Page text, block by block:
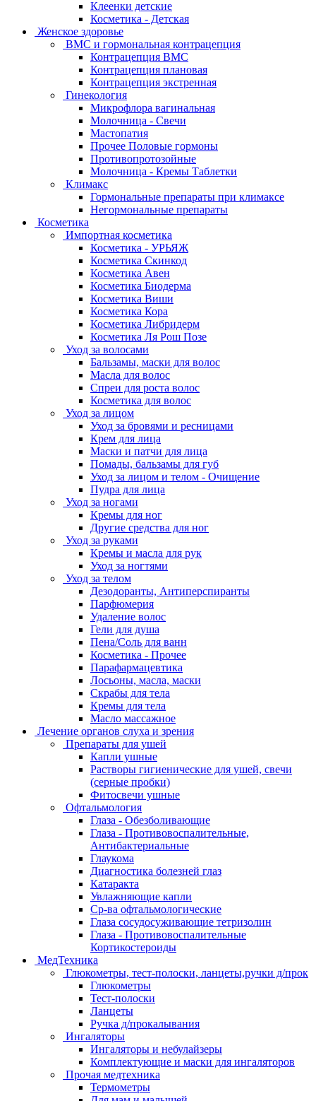
Клеенки детские
Косметика - Детская
Женское здоровье
ВМС и гормональная контрацепция
Контрацепция ВМС
Контрацепция плановая
Контрацепция экстренная
Гинекология
Микрофлора вагинальная
Молочница - Свечи
Мастопатия
Прочее Половые гормоны
Противопротозойные
Молочница - Кремы Таблетки
Климакс
Гормональные препараты при климаксе
Негормональные препараты
Косметика
Импортная косметика
Косметика - УРЬЯЖ
Косметика Скинкод
Косметика Авен
Косметика Биодерма
Косметика Виши
Косметика Кора
Косметика Либридерм
Косметика Ля Рош Позе
Уход за волосами
Бальзамы, маски для волос
Масла для волос
Спреи для роста волос
Косметика для волос
Уход за лицом
Уход за бровями и ресницами
Крем для лица
Маски и патчи для лица
Помады, бальзамы для губ
Уход за лицом и телом - Очищение
Пудра для лица
Уход за ногами
Кремы для ног
Другие средства для ног
Уход за руками
Кремы и масла для рук
Уход за ногтями
Уход за телом
Дезодоранты, Антиперспиранты
Парфюмерия
Удаление волос
Гели для душа
Пена/Соль для ванн
Косметика - Прочее
Парафармацевтика
Лосьоны, масла, маски
Скрабы для тела
Кремы для тела
Масло массажное
Лечение органов слуха и зрения
Препараты для ушей
Капли ушные
Растворы гигиенические для ушей, свечи
(серные пробки)
Фитосвечи ушные
Офтальмология
Глаза - Обезболивающие
Глаза - Противовоспалительные,
Антибактериальные
Глаукома
Диагностика болезней глаз
Катаракта
Увлажняющие капли
Ср-ва офтальмологические
Глаза сосудосуживающие тетризолин
Глаза - Противовоспалительные
Кортикостероиды
МедТехника
Глюкометры, тест-полоски, ланцеты,ручки д/прок
Глюкометры
Тест-полоски
Ланцеты
Ручка д/прокалывания
Ингаляторы
Ингаляторы и небулайзеры
Комплектующие и маски для ингаляторов
Прочая медтехника
Термометры